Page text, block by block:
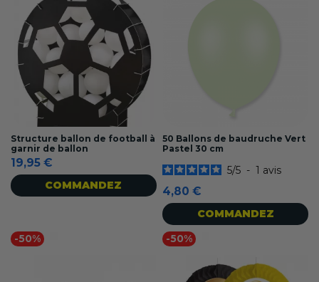
Structure ballon de football à
garnir de ballon
19,95 €
COMMANDEZ
50 Ballons de baudruche Vert
Pastel 30 cm
5/5 - 1 avis
4,80 €
COMMANDEZ
-50% -50%